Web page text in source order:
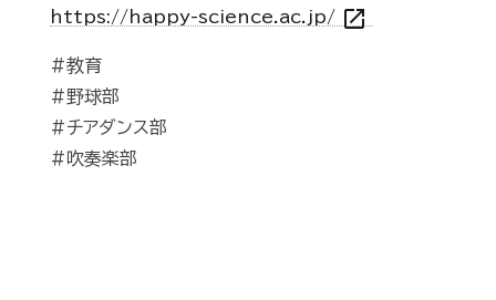
https://happy-science.ac.jp/ open_in_new
#教育
#野球部
#チアダンス部
#吹奏楽部